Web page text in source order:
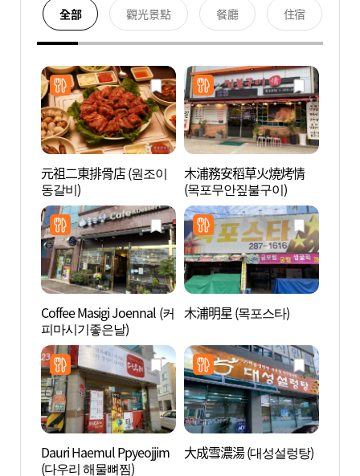
全部 觀光景點 餐廳 住宿
元祖二東排骨店 (원조이
동갈비)
木浦務安稻草火燒烤情
(목포무안짚불구이)
Coffee Masigi Joennal (커
피마시기좋은날)
木浦明星 (목포스타)
Dauri Haemul Ppyeojjim
(다우리 해물뼈찜)
大成雪濃湯 (대성설렁탕)